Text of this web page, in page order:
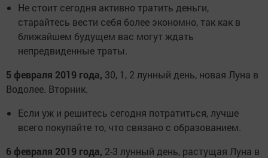
Не стоит сегодня активно тратить деньги,
старайтесь вести себя более экономно, так как в
ближайшем будущем вас могут ждать
непредвиденные траты.
5 февраля 2019 года, 30, 1, 2 лунный день, новая Луна в
Водолее. Вторник.
Если уж и решитесь сегодня потратиться, лучше
всего покупайте то, что связано с образованием.
6 февраля 2019 года, 2-3 лунный день, растущая Луна в